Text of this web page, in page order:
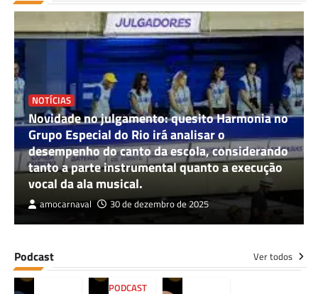
NOTÍCIAS
Novidade no julgamento: quesito Harmonia no
Grupo Especial do Rio irá analisar o
desempenho do canto da escola, considerando
tanto a parte instrumental quanto a execução
vocal da ala musical.
amocarnaval 30 de dezembro de 2025
Podcast Ver todos
PODCAST